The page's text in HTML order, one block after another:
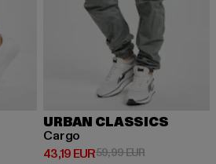
59,99 EUR
URBAN CLASSICS
Cargo
43,19 EUR
Derzeitiger Preis: 43,19 EUR
59,99 EURAktionspreis: